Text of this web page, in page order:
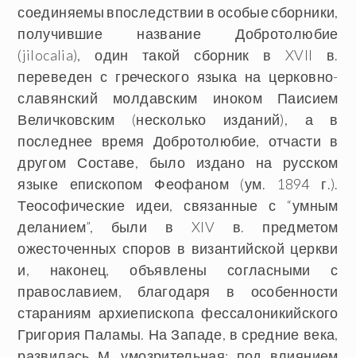
соединяемы впоследствии в особые сборники,
получившие название Добротолюбие
(jilocalia), один такой сборник в XVII в.
переведен с греческого языка на церковно-
славянский молдавским иноком Паисием
Величковским (несколько изданий), а в
последнее время Добротолюбие, отчасти в
другом Составе, было издано на русском
языке епископом Феофаном (ум. 1894 г.).
Теософические идеи, связанные с “умным
деланием”, были в XIV в. предметом
ожесточенных споров в византийской церкви
и, наконец, объявлены согласными с
православием, благодаря в особенности
стараниям архиепископа фессалоникийского
Григория Паламы. На Западе, в средние века,